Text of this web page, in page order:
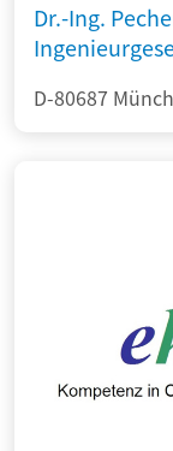
Dr.-Ing.
D-80687